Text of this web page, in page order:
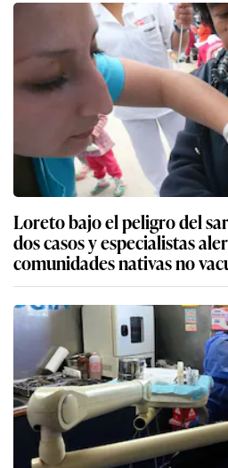
Loreto bajo el peligro del
dos casos y especialistas
comunidades nativas no